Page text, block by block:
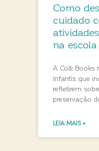
Como
cuidado
na escola
A Colli Books
infantis que
refletirem
preservação
LEIA MAIS »